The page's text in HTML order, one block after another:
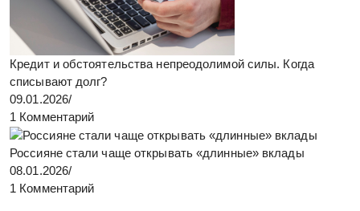
Кредит и обстоятельства непреодолимой силы. Когда
списывают долг?
09.01.2026/
1 Комментарий
Россияне стали чаще открывать «длинные» вклады
08.01.2026/
1 Комментарий